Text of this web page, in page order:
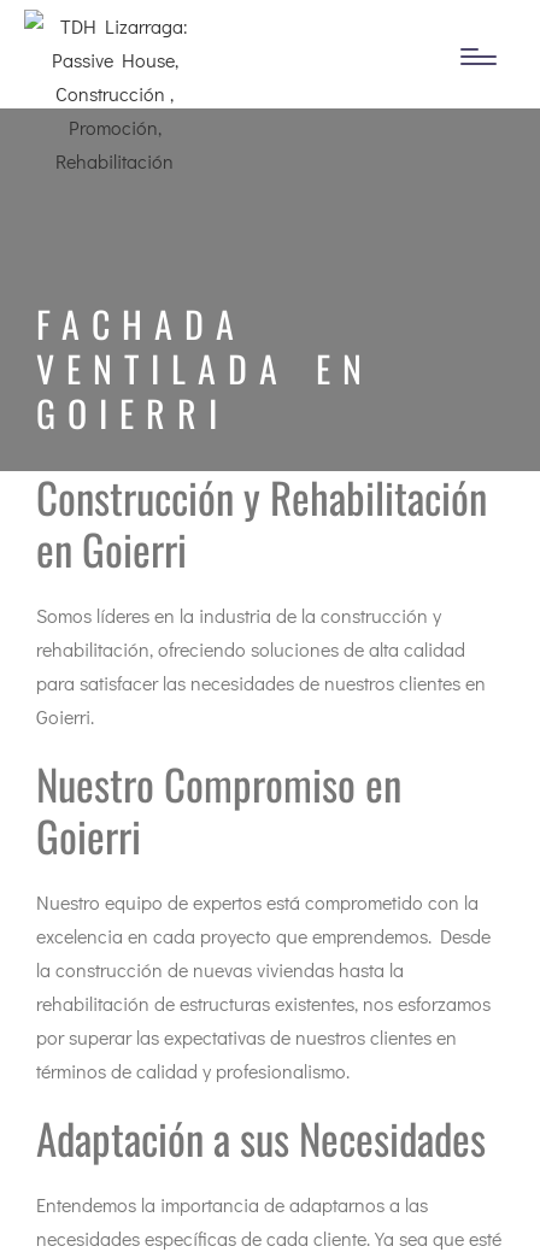
FACHADA
VENTILADA EN
GOIERRI
Construcción y Rehabilitación
en Goierri
Somos líderes en la industria de la construcción y
rehabilitación, ofreciendo soluciones de alta calidad
para satisfacer las necesidades de nuestros clientes en
Goierri.
Nuestro Compromiso en
Goierri
Nuestro equipo de expertos está comprometido con la
excelencia en cada proyecto que emprendemos. Desde
la construcción de nuevas viviendas hasta la
rehabilitación de estructuras existentes, nos esforzamos
por superar las expectativas de nuestros clientes en
términos de calidad y profesionalismo.
Adaptación a sus Necesidades
Entendemos la importancia de adaptarnos a las
necesidades específicas de cada cliente. Ya sea que esté